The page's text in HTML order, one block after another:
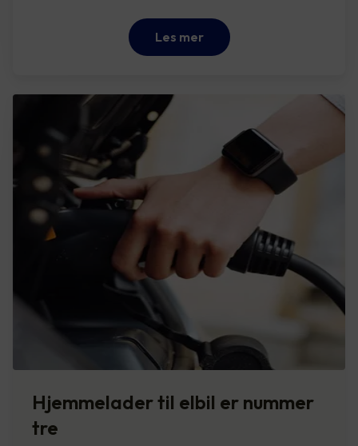
Les mer
Hjemmelader til elbil er nummer
tre